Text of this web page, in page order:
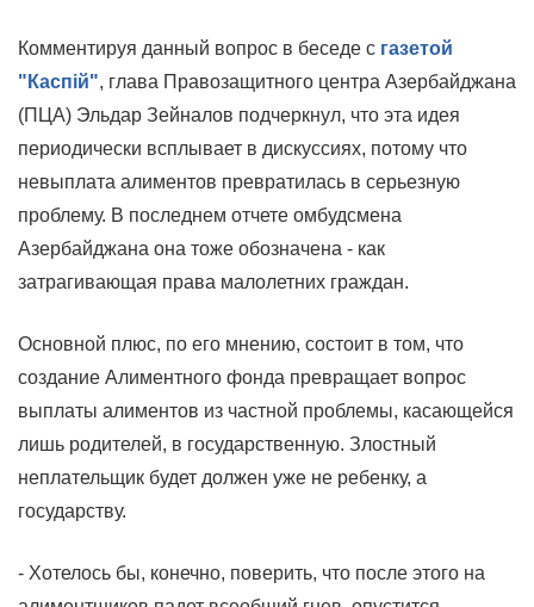
Комментируя данный вопрос в беседе с газетой
"Каспiй", глава Правозащитного центра Азербайджана
(ПЦА) Эльдар Зейналов подчеркнул, что эта идея
периодически всплывает в дискуссиях, потому что
невыплата алиментов превратилась в серьезную
проблему. В последнем отчете омбудсмена
Азербайджана она тоже обозначена - как
затрагивающая права малолетних граждан.
Основной плюс, по его мнению, состоит в том, что
создание Алиментного фонда превращает вопрос
выплаты алиментов из частной проблемы, касающейся
лишь родителей, в государственную. Злостный
неплательщик будет должен уже не ребенку, а
государству.
- Хотелось бы, конечно, поверить, что после этого на